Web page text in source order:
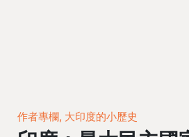
作者專欄, 大印度的小歷史